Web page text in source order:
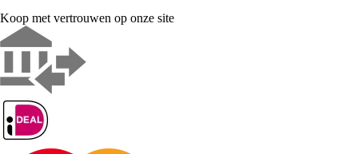
Koop met vertrouwen op onze site